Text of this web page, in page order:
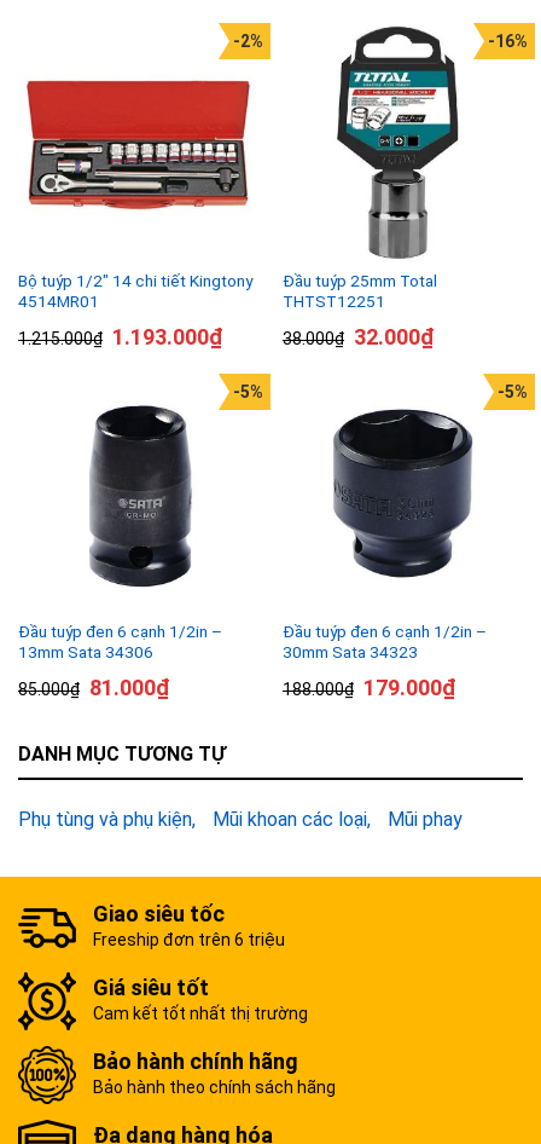
Bộ tuýp 1/2″ 14 chi tiết Kingtony
4514MR01
1.215.000₫
-2%
1.193.000₫
Đầu tuýp 25mm Total
THTST12251
38.000₫
-16%
32.000₫
Đầu tuýp đen 6 cạnh 1/2in –
13mm Sata 34306
85.000₫
-5%
81.000₫
Đầu tuýp đen 6 cạnh 1/2in –
30mm Sata 34323
188.000₫
-5%
179.000₫
DANH MỤC TƯƠNG TỰ
Phụ tùng và phụ kiện Mũi khoan các loại Mũi phay
Giao siêu tốc
Freeship đơn trên 6 triệu
Giá siêu tốt
Cam kết tốt nhất thị trường
Bảo hành chính hãng
Bảo hành theo chính sách hãng
Đa dạng hàng hóa